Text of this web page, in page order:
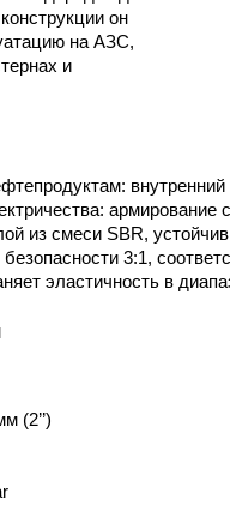
он
на АЗС,
и
из смеси SBR,
3:1,
эластичность в
(2’’)